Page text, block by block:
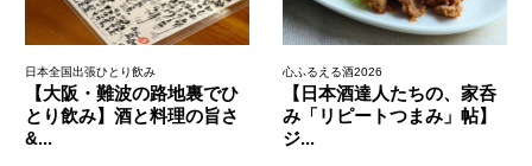
日本全国出張ひとり飲み
【大阪・難波の路地裏でひ
とり飲み】酒と料理の旨さ
&...
心ふるえる酒2026
【日本酒達人たちの、家呑
み「リピートつまみ」帖】
ジ...